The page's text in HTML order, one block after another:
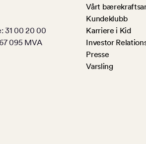
31 00 20 00
095 MVA
Vårt
Kundeklubb
Karriere i Kid
Investor
Presse
Varsling